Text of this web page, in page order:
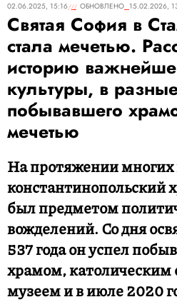
02.06.2025, 15:16
ОБНОВЛЕНО 15.02.2026,
Святая София в
стала мечетью.
историю
культуры, в
побывавшего
мечетью
На протяжении многих
константинопольский
был предметом
вожделений. Со дня
537 года он успел
храмом, католическим
музеем и в июле 2020